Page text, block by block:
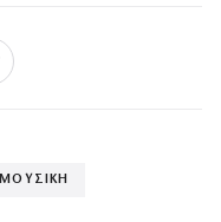
ΜΟΥΣΙΚΗ